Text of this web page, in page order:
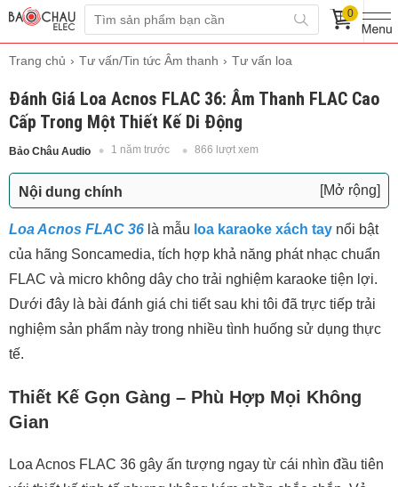
0
Trang chủ Tư vấn/Tin tức Âm thanh Tư vấn loa
Đánh Giá Loa Acnos FLAC 36: Âm Thanh FLAC Cao
Cấp Trong Một Thiết Kế Di Động
Bảo Châu Audio 1 năm trước 866 lượt xem
Nội dung chính [Mở rộng]
Thiết Kế Gọn Gàng – Phù Hợp Mọi Không Gian
Âm Thanh Chuẩn FLAC – Trải Nghiệm Hi-Res
Âm trầm (Bass) – Mạnh mẽ và kiểm soát tốt
Âm trung (Mid) – Rõ nét, truyền cảm
Âm cao (Treble) – Sáng, không chói gắt
Kết Nối Đa Dạng – Phục Vụ Mọi Nhu Cầu Giải Trí
Thời Lượng Pin Và Tính Di Động
Loa Acnos FLAC 36 là mẫu loa karaoke xách tay nổi bật
của hãng Soncamedia, tích hợp khả năng phát nhạc chuẩn
FLAC và micro không dây cho trải nghiệm karaoke tiện lợi.
Dưới đây là bài đánh giá chi tiết sau khi tôi đã trực tiếp trải
nghiệm sản phẩm này trong nhiều tình huống sử dụng thực
tế.
Thiết Kế Gọn Gàng – Phù Hợp Mọi Không
Gian
Loa Acnos FLAC 36 gây ấn tượng ngay từ cái nhìn đầu tiên